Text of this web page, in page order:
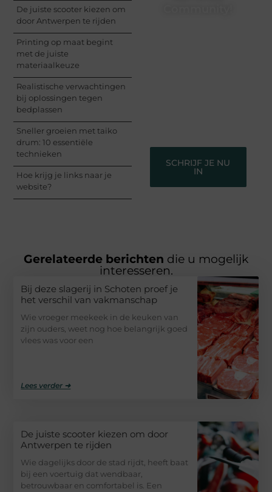
De juiste scooter kiezen om
door Antwerpen te rijden
Printing op maat begint
met de juiste
materiaalkeuze
Realistische verwachtingen
bij oplossingen tegen
bedplassen
Sneller groeien met taiko
drum: 10 essentiële
technieken
Hoe krijg je links naar je
website?
SCHRIJF JE NU
IN
Gerelateerde berichten die u mogelijk
interesseren.
Bij deze slagerij in Schoten proef je
het verschil van vakmanschap
Wie vroeger meekeek in de keuken van
zijn ouders, weet nog hoe belangrijk goed
vlees was voor een
Lees verder ➜
De juiste scooter kiezen om door
Antwerpen te rijden
Wie dagelijks door de stad rijdt, heeft baat
bij een voertuig dat wendbaar,
betrouwbaar en comfortabel is. Een